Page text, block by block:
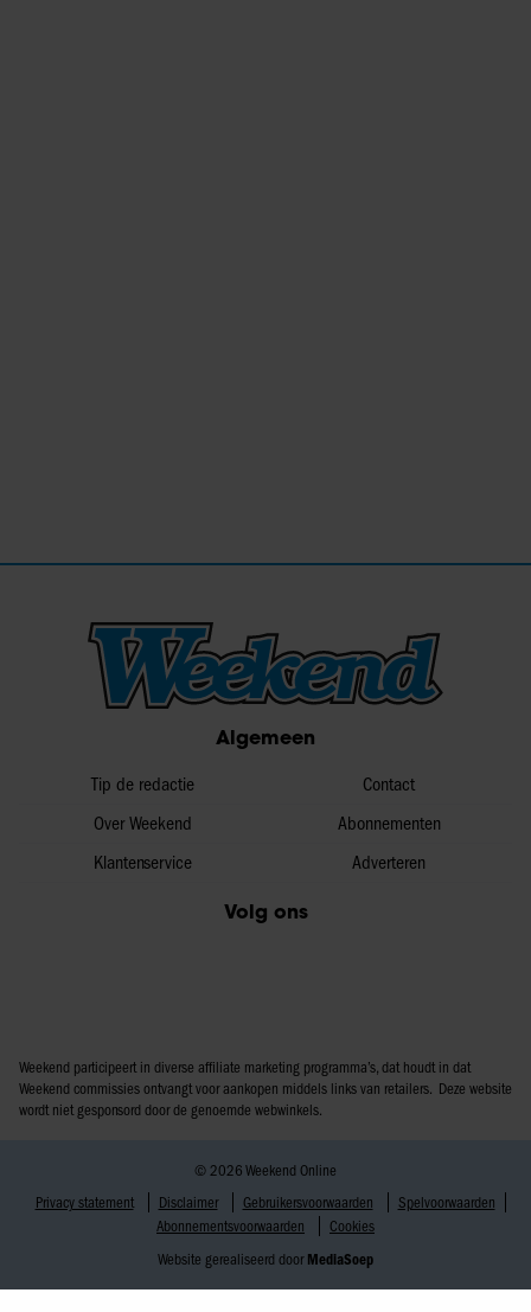
Algemeen
Tip de redactie
Over Weekend
Klantenservice
Contact
Abonnementen
Adverteren
Volg ons
Weekend participeert in diverse affiliate marketing programma’s, dat houdt in dat
Weekend commissies ontvangt voor aankopen middels links van retailers. Deze website
wordt niet gesponsord door de genoemde webwinkels.
© 2026 Weekend Online
Privacy statement
Disclaimer Gebruikersvoorwaarden
Spelvoorwaarden
Abonnementsvoorwaarden
Cookies
Website gerealiseerd door MediaSoep